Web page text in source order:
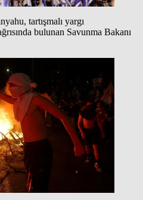
tartışmalı yargı
bulunan Savunma Bakanı